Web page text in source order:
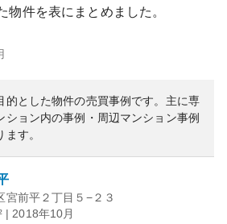
物件を表にまとめました。
とした物件の売買事例です。 主に専
ション内の事例・周辺マンション事例
す。
宮前平２丁目５−２３
| 2018年10月